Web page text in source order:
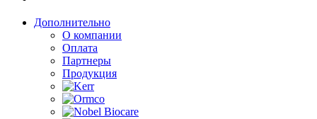
Дополнительно
О компании
Оплата
Партнеры
Продукция